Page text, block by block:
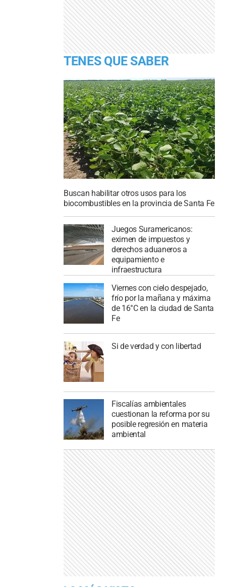
TENES QUE SABER
Buscan habilitar otros usos para los
biocombustibles en la provincia de Santa Fe
Juegos Suramericanos:
eximen de impuestos y
derechos aduaneros a
equipamiento e
infraestructura
Viernes con cielo despejado,
frío por la mañana y máxima
de 16°C en la ciudad de Santa
Fe
Si de verdad y con libertad
Fiscalías ambientales
cuestionan la reforma por su
posible regresión en materia
ambiental